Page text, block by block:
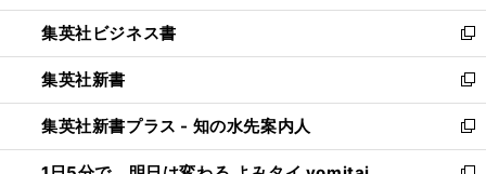
開
く
ウ
で
開
く
ン
ド
ウ
で
開
く
し
い
ウ
ィ
ン
ド
ウ
集英社ビジネス書
新
し
い
ウ
ィ
ン
集英社新書
新
し
い
ウ
集英社新書プラス - 知の水先案内人
新
し